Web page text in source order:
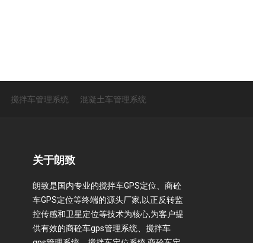
搅拌车管理系统 混凝土车管理系统
关于朗致
朗致是国内专业的搅拌车GPS定位、商砼
车GPS定位等终端的源头厂家,以正反转监
控传感和卫星定位等技术为核心,为客户提
供有效的商砼车gps管理系统、搅拌车